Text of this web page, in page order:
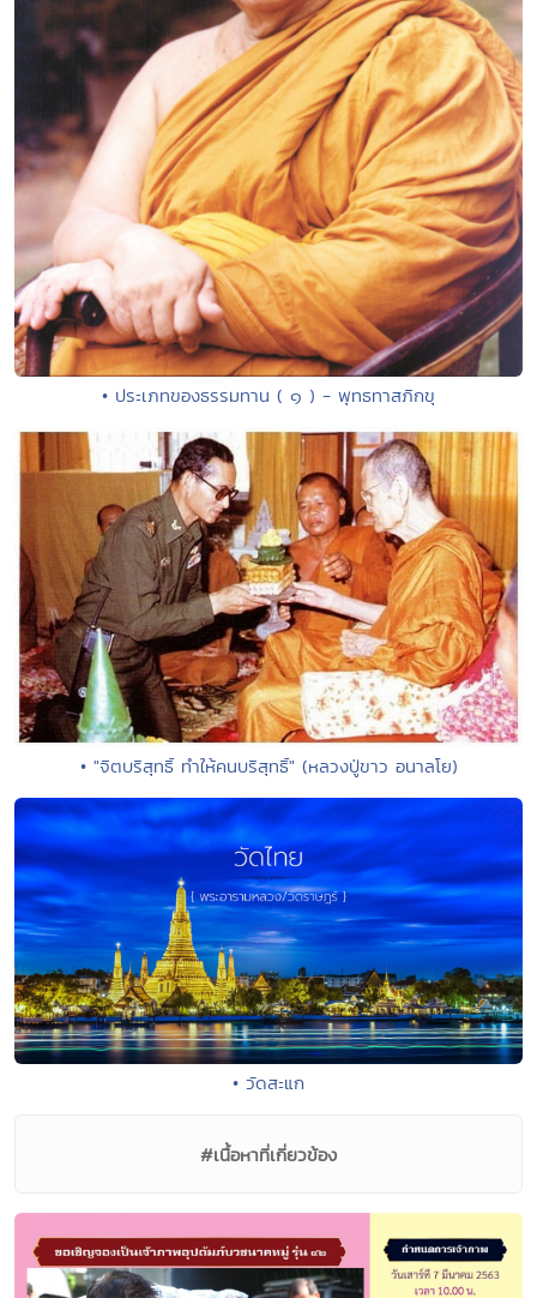
• ประเภทของธรรมทาน ( ๑ ) - พุทธทาสภิกขุ
• "จิตบริสุทธิ์ ทำให้คนบริสุทธิ์" (หลวงปู่ขาว อนาลโย)
• วัดสะแก
#เนื้อหาที่เกี่ยวข้อง